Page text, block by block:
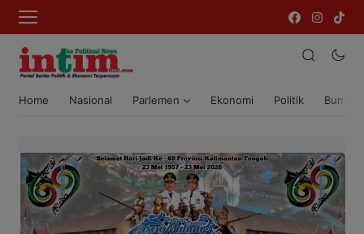
Home Nasional Parlemen Ekonomi Politik Bumi